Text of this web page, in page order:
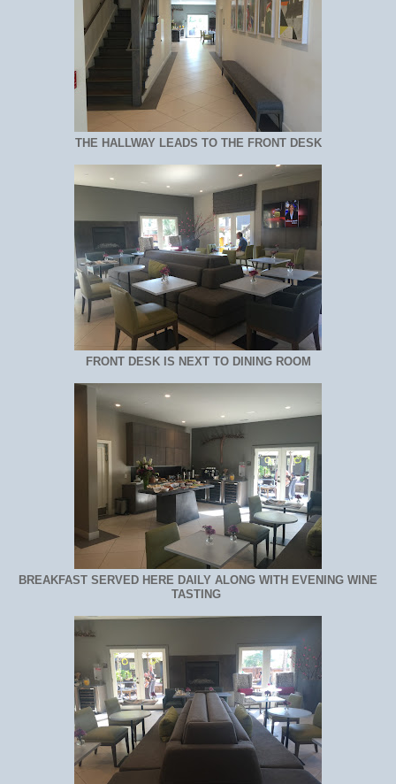
THE HALLWAY LEADS TO THE FRONT DESK
FRONT DESK IS NEXT TO DINING ROOM
BREAKFAST SERVED HERE DAILY ALONG WITH EVENING WINE
TASTING